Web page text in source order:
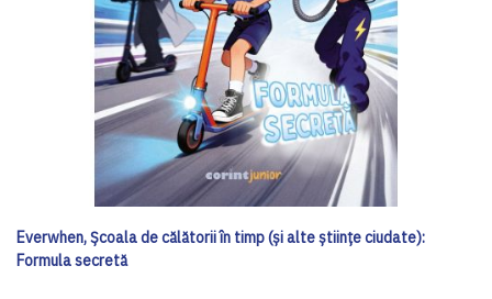
Everwhen, Școala de călătorii în timp (și alte științe ciudate):
Formula secretă